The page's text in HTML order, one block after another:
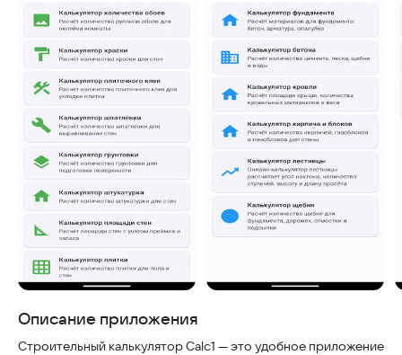
Описание приложения
Строительный калькулятор Calc1 — это удобное приложение